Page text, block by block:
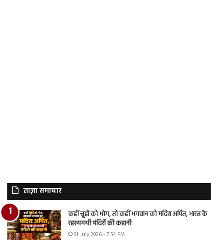
ताज़ा समाचार
कहीं चूहों को भोग, तो कहीं भगवान को मदिरा अर्पित, भारत के
रहस्यमयी मंदिरों की कहानी
31 July 2026 - 7:54 PM